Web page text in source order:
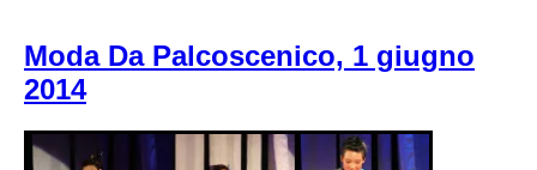
Moda Da Palcoscenico, 1 giugno
2014